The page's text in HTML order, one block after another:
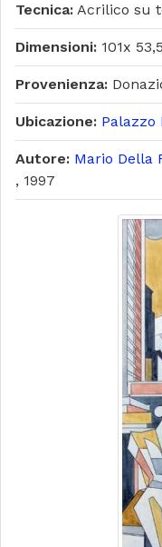
Tecnica: Acrilico su
Dimensioni: 101x
Provenienza:
Ubicazione: Palazzo
Autore: Mario Della
, 1997